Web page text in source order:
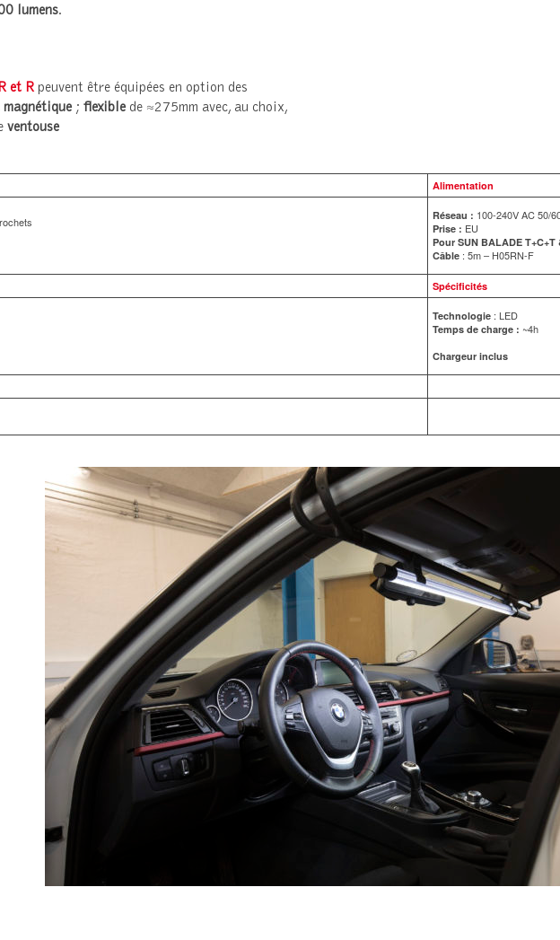
lumens.
et R peuvent être équipées en option des
magnétique; flexiblede ≈275mm avec, au choix,
ventouse
Alimentation
Réseau : 100-240V AC 50/
Prise : EU
Pour SUN BALADE T+C+T
Câble : 5m – H05RN-F
Spécificités
Technologie : LED
Temps de charge : ~4h
Chargeur inclus